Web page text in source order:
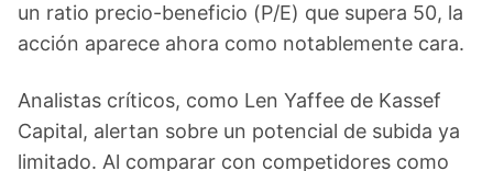
un ratio precio-beneficio (P/E) que supera 50, la
acción aparece ahora como notablemente cara.
Analistas críticos, como Len Yaffee de Kassef
Capital, alertan sobre un potencial de subida ya
limitado. Al comparar con competidores como